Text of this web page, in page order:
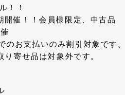
！！
催！！会員様限定、中古品
お支払いのみ割引対象です。
寄せ品は対象外です。